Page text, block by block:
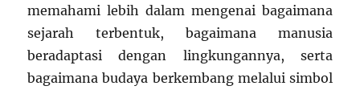
memahami lebih dalam mengenai bagaimana
sejarah terbentuk, bagaimana manusia
beradaptasi dengan lingkungannya, serta
bagaimana budaya berkembang melalui simbol